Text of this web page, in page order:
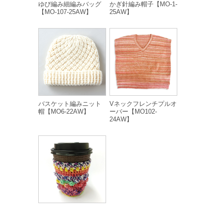
ゆび編み細編みバッグ
【MO-107-25AW】
かぎ針編み帽子【MO-1-
25AW】
バスケット編みニット
帽【MO6-22AW】
Vネックフレンチプルオ
ーバー【MO102-
24AW】